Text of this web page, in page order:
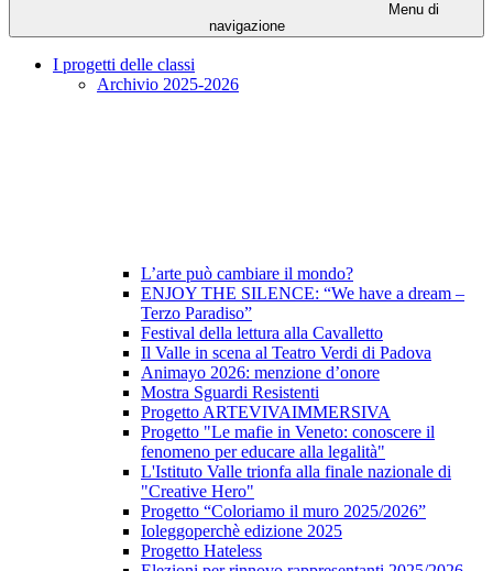
Menu di
navigazione
I progetti delle classi
Archivio 2025-2026
L’arte può cambiare il mondo?
ENJOY THE SILENCE: “We have a dream –
Terzo Paradiso”
Festival della lettura alla Cavalletto
Il Valle in scena al Teatro Verdi di Padova
Animayo 2026: menzione d’onore
Mostra Sguardi Resistenti
Progetto ARTEVIVAIMMERSIVA
Progetto "Le mafie in Veneto: conoscere il
fenomeno per educare alla legalità"
L'Istituto Valle trionfa alla finale nazionale di
"Creative Hero"
Progetto “Coloriamo il muro 2025/2026”
Ioleggoperchè edizione 2025
Progetto Hateless